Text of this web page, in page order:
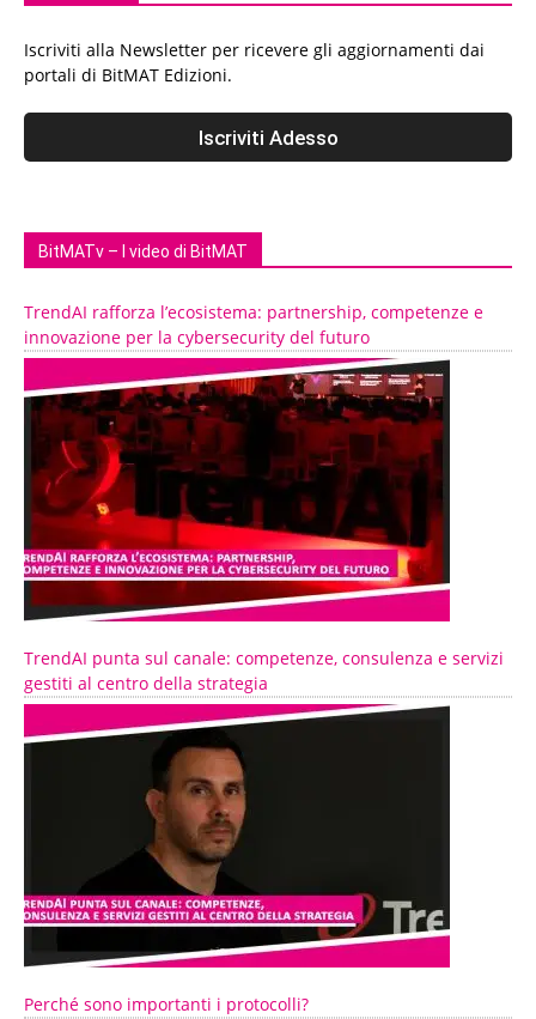
Iscriviti alla Newsletter per ricevere gli aggiornamenti dai
portali di BitMAT Edizioni.
BitMATv – I video di BitMAT
TrendAI rafforza l’ecosistema: partnership, competenze e
innovazione per la cybersecurity del futuro
TrendAI punta sul canale: competenze, consulenza e servizi
gestiti al centro della strategia
Perché sono importanti i protocolli?